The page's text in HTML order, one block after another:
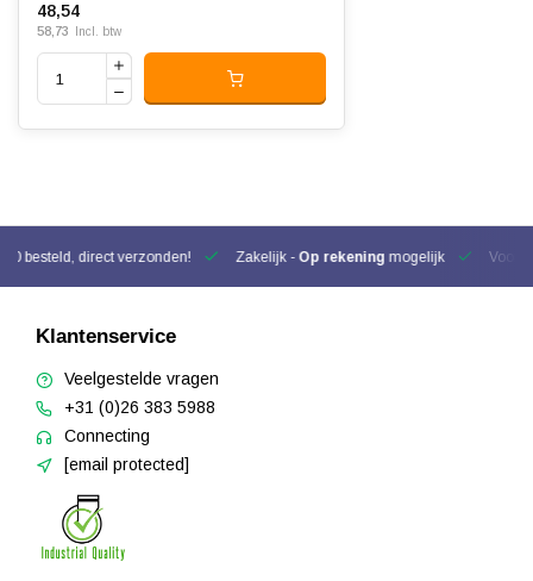
48,54
58,73 Incl. btw
besteld, direct verzonden! Zakelijk - Op rekening mogelijk Voor
Klantenservice
Veelgestelde vragen
+31 (0)26 383 5988
Connecting
[email protected]